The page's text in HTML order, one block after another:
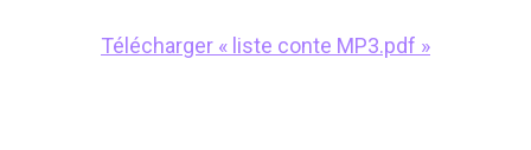
Télécharger « liste conte MP3.pdf »